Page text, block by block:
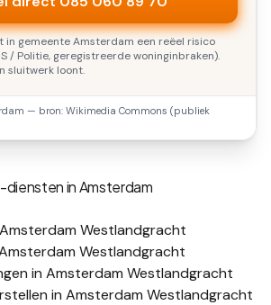
in gemeente Amsterdam een reëel risico
/ Politie, geregistreerde woninginbraken).
sluitwerk loont.
— bron: Wikimedia Commons (publiek
diensten inAmsterdam
Westlandgracht
Westlandgracht
in Amsterdam Westlandgracht
in Amsterdam Westlandgracht